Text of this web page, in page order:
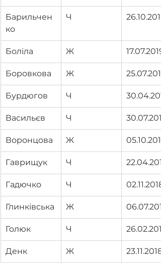
Барильчен
ко
Ч 26.10.2018
Боліла Ж 17.07.2019
Боровкова Ж 25.07.2019
Бурдюгов Ч
Васильєв Ч
Воронцова Ж 05.10.2018
Гаврищук Ч
Гадючко Ч 02.11.2018
Глинківська Ж
Голюк Ч
Денк Ж 23.11.2018